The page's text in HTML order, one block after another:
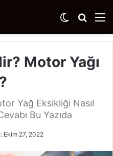
Arama
yap
Dış
görünümü
Motor Yağı
Yağ Eksikliği Nasıl
Bu Yazıda
Ekim 27, 2022